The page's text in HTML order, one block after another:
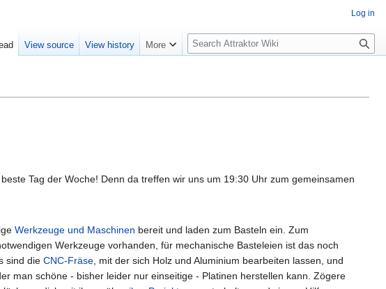
Tag der Woche! Denn da treffen wir uns um 19:30 Uhr zum gemeinsamen
Werkzeuge und Maschinen bereit und laden zum Basteln ein. Zum
Werkzeuge vorhanden, für mechanische Basteleien ist das noch
sind die CNC-Fräse, mit der sich Holz und Aluminium bearbeiten lassen, und
man schöne - bisher leider nur einseitige - Platinen herstellen kann. Zögere
Log in
View source View history More
S
e
c